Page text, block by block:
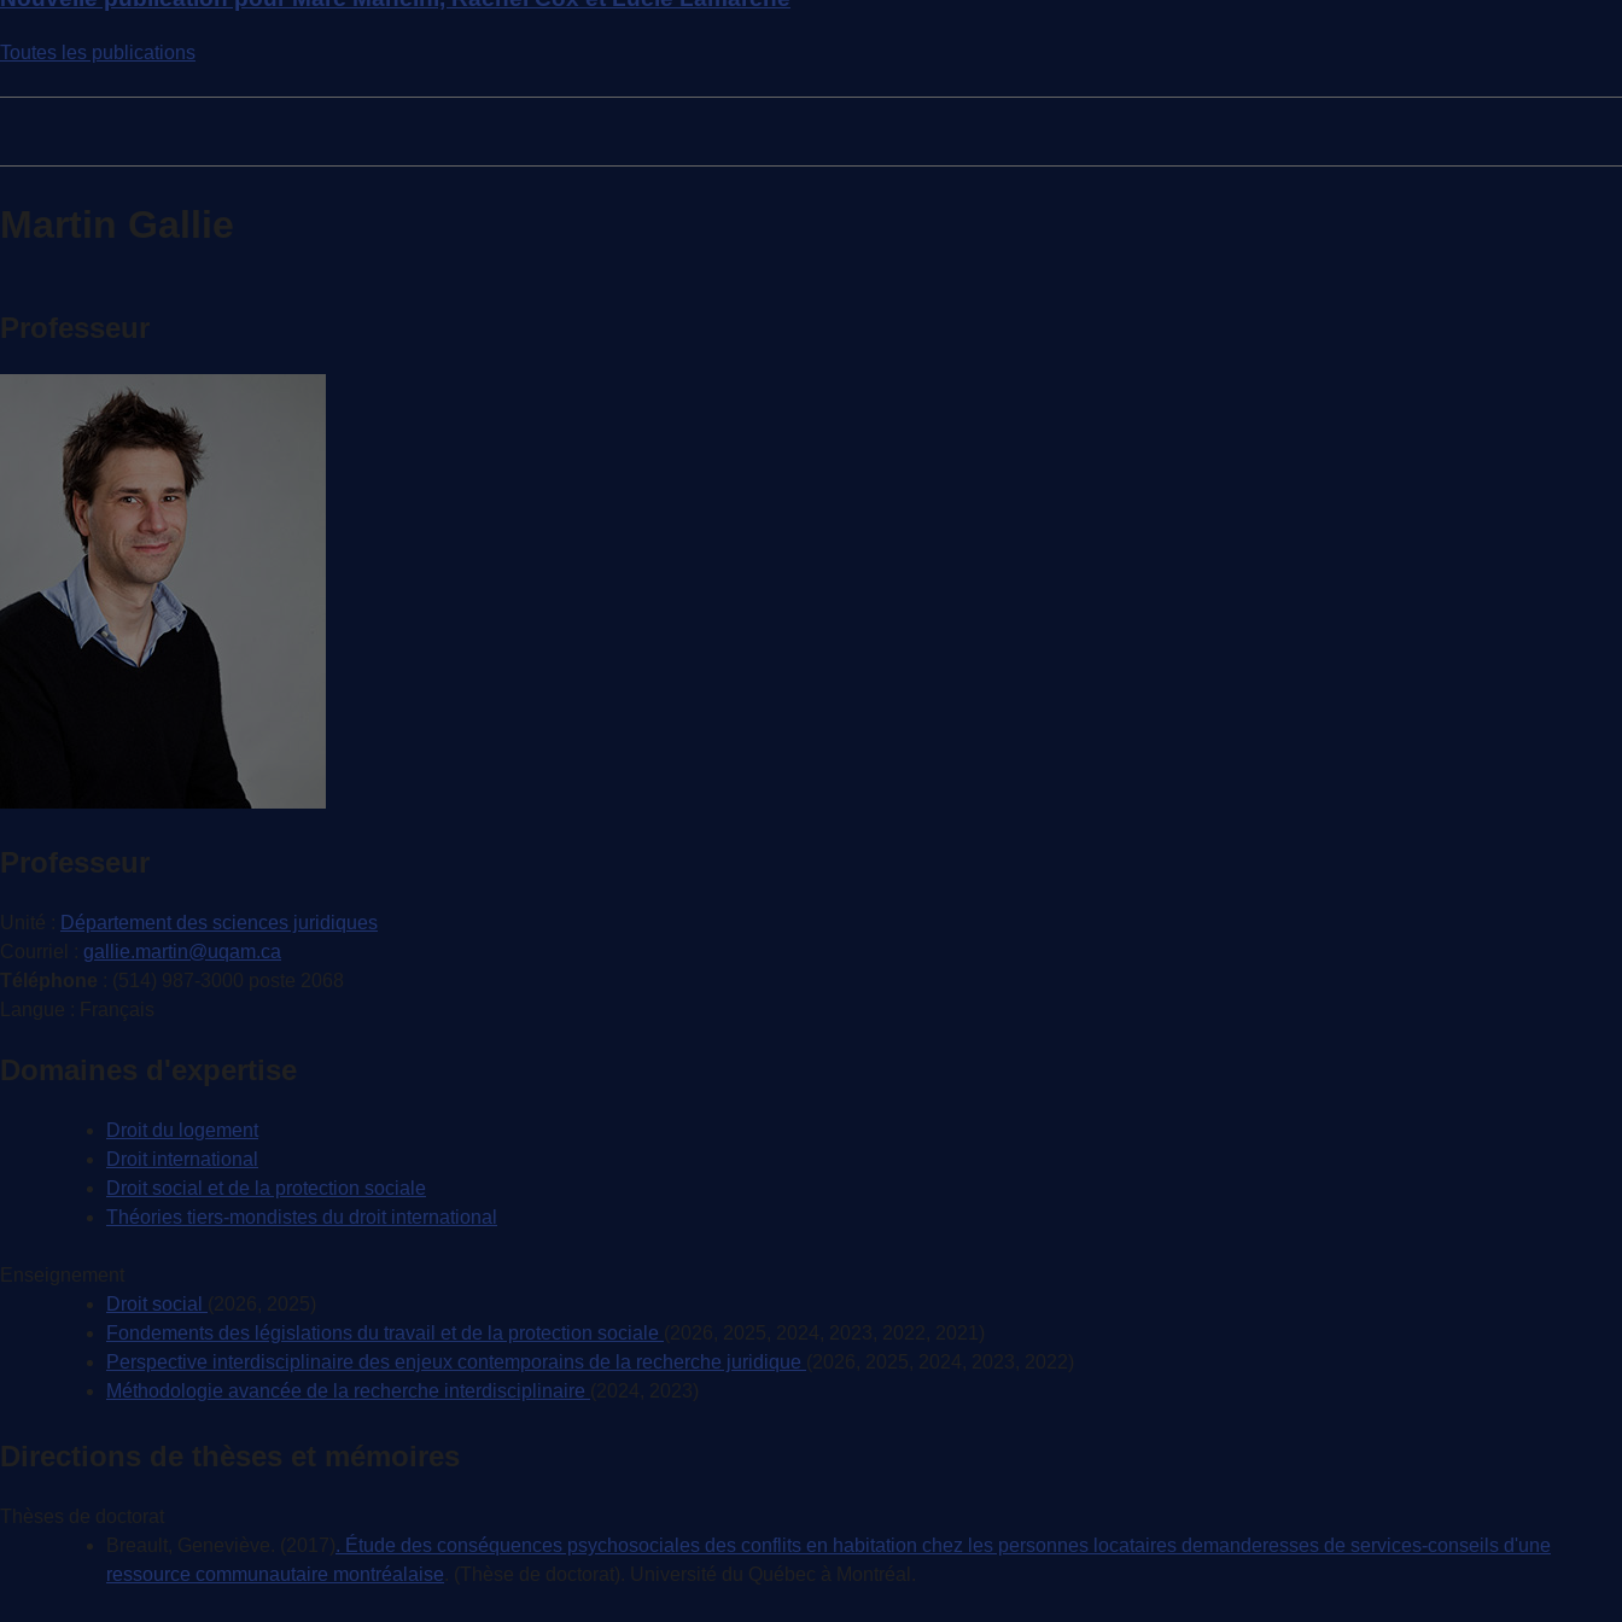
Toutes les publications
Martin Gallie
Professeur
Professeur
Unité
Département des sciences juridiques
Courriel
gallie.martin@uqam.ca
Téléphone : (514) 987-3000 poste 2068
Langue : Français
Domaines d'expertise
Droit du logement
Droit international
Droit social et de la protection sociale
Théories tiers-mondistes du droit international
Enseignement
Droit social
(2026, 2025)
Fondements des législations du travail et de la protection sociale (2026, 2025, 2024, 2023, 2022, 2021)
Perspective interdisciplinaire des enjeux contemporains de la recherche juridique (2026, 2025, 2024, 2023, 2022)
Méthodologie avancée de la recherche interdisciplinaire (2024, 2023)
Directions de thèses et mémoires
Thèses de doctorat
Breault, Geneviève. (2017). Étude des conséquences psychosociales des conflits en habitation chez les personnes locataires demanderesses de services-conseils d'une
ressource communautaire montréalaise . (Thèse de doctorat). Université du Québec à Montréal.